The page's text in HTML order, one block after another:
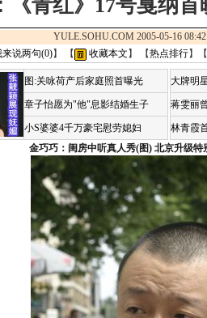
《青红》17号戛纳
YULE.SOHU.COM 2005-05-16
来说两句(0)】 【 收藏本文 】 【热点排行】【
图:关咏荷产后家庭照首曝光
章子怡愿为"他"息影结婚生子
小S婆婆4千万豪宅慰劳媳妇
大牌明
蒋雯丽
林青霞
金巧巧：闺房中听真人秀(图) 北京升级特